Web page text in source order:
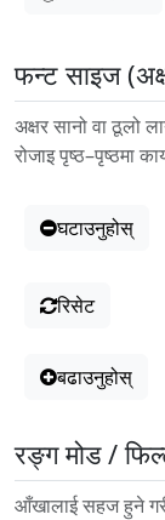
फन्ट साइज
अक्षर सानो वा ठूलो
रोजाइ पृष्ठ–पृष्ठमा
घटाउनुहोस्
रिसेट
बढाउनुहोस्
रङ्ग मोड /
आँखालाई सहज हुने